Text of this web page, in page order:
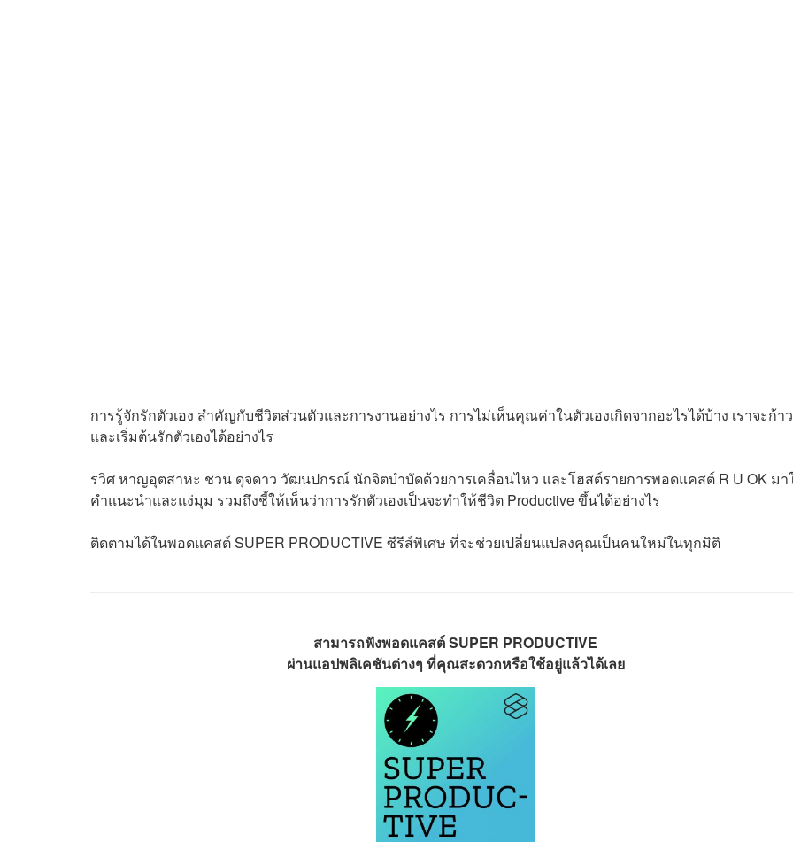
การรู้จักรักตัวเอง สำคัญกับชีวิตส่วนตัวและการงานอย่างไร การไม่เห็นคุณค่าในตัวเองเกิดจากอะไรได้บ้าง เราจะก้า
และเริ่มต้นรักตัวเองได้อย่างไร
รวิศ หาญอุตสาหะ ชวน ดุจดาว วัฒนปกรณ์ นักจิตบำบัดด้วยการเคลื่อนไหว และโฮสต์รายการพอดแคสต์ R U OK มา
คำแนะนำและแง่มุม รวมถึงชี้ให้เห็นว่าการรักตัวเองเป็นจะทำให้ชีวิต Productive ขึ้นได้อย่างไร
ติดตามได้ในพอดแคสต์ SUPER PRODUCTIVE ซีรีส์พิเศษ ที่จะช่วยเปลี่ยนแปลงคุณเป็นคนใหม่ในทุกมิติ
สามารถฟังพอดแคสต์ SUPER PRODUCTIVE
ผ่านแอปพลิเคชันต่างๆ ที่คุณสะดวกหรือใช้อยู่แล้วได้เลย